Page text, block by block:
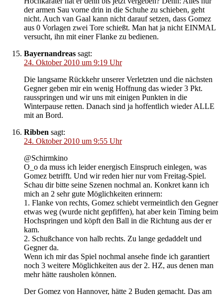
der armen Sau vorne drin in die Schuhe zu schieben, geht
nicht. Auch van Gaal kann nicht darauf setzen, dass Gomez
aus 0 Vorlagen zwei Tore schießt. Man hat ja nicht EINMAL
versucht, ihn mit einer Flanke zu bedienen.
Bayernandreas sagt:
24. Oktober 2010 um 9:19 Uhr
Die langsame Rückkehr unserer Verletzten und die nächsten
Gegner geben mir ein wenig Hoffnung das wieder 3 Pkt.
rausspringen und wir uns mit einigen Punkten in die
Winterpause retten. Danach sind ja hoffentlich wieder ALLE
mit an Bord.
Ribben sagt:
24. Oktober 2010 um 9:55 Uhr
@Schirmkino
O_o da muss ich leider energisch Einspruch einlegen, was
Gomez betrifft. Und wir reden hier nur vom Freitag-Spiel.
Schau dir bitte seine Szenen nochmal an. Konkret kann ich
mich an 2 sehr gute Möglichkeiten erinnern:
1. Flanke von rechts, Gomez schiebt vermeintlich den Gegner
etwas weg (wurde nicht gepfiffen), hat aber kein Timing beim
Hochspringen und köpft den Ball in die Richtung aus der er
kam.
2. Schußchance von halb rechts. Zu lange gedaddelt und
Gegner da.
Wenn ich mir das Spiel nochmal ansehe finde ich garantiert
noch 3 weitere Möglichkeiten aus der 2. HZ, aus denen man
mehr hätte rausholen können.
Der Gomez von Hannover, hätte 2 Buden gemacht. Das am